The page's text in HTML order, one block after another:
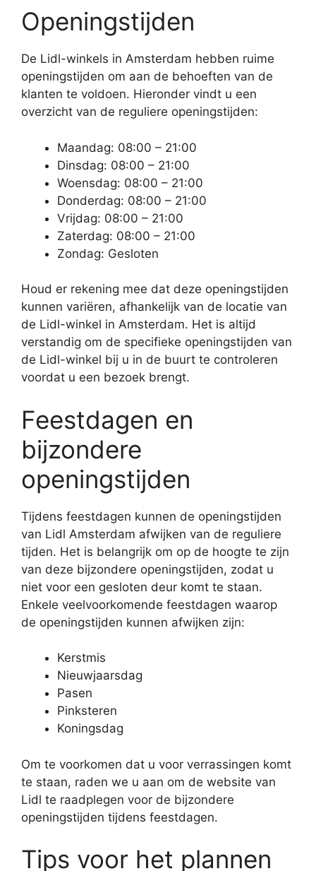
Openingstijden
De Lidl-winkels in Amsterdam hebben ruime
openingstijden om aan de behoeften van de
klanten te voldoen. Hieronder vindt u een
overzicht van de reguliere openingstijden:
Maandag: 08:00 – 21:00
Dinsdag: 08:00 – 21:00
Woensdag: 08:00 – 21:00
Donderdag: 08:00 – 21:00
Vrijdag: 08:00 – 21:00
Zaterdag: 08:00 – 21:00
Zondag: Gesloten
Houd er rekening mee dat deze openingstijden
kunnen variëren, afhankelijk van de locatie van
de Lidl-winkel in Amsterdam. Het is altijd
verstandig om de specifieke openingstijden van
de Lidl-winkel bij u in de buurt te controleren
voordat u een bezoek brengt.
Feestdagen en
bijzondere
openingstijden
Tijdens feestdagen kunnen de openingstijden
van Lidl Amsterdam afwijken van de reguliere
tijden. Het is belangrijk om op de hoogte te zijn
van deze bijzondere openingstijden, zodat u
niet voor een gesloten deur komt te staan.
Enkele veelvoorkomende feestdagen waarop
de openingstijden kunnen afwijken zijn:
Kerstmis
Nieuwjaarsdag
Pasen
Pinksteren
Koningsdag
Om te voorkomen dat u voor verrassingen komt
te staan, raden we u aan om de website van
Lidl te raadplegen voor de bijzondere
openingstijden tijdens feestdagen.
Tips voor het plannen